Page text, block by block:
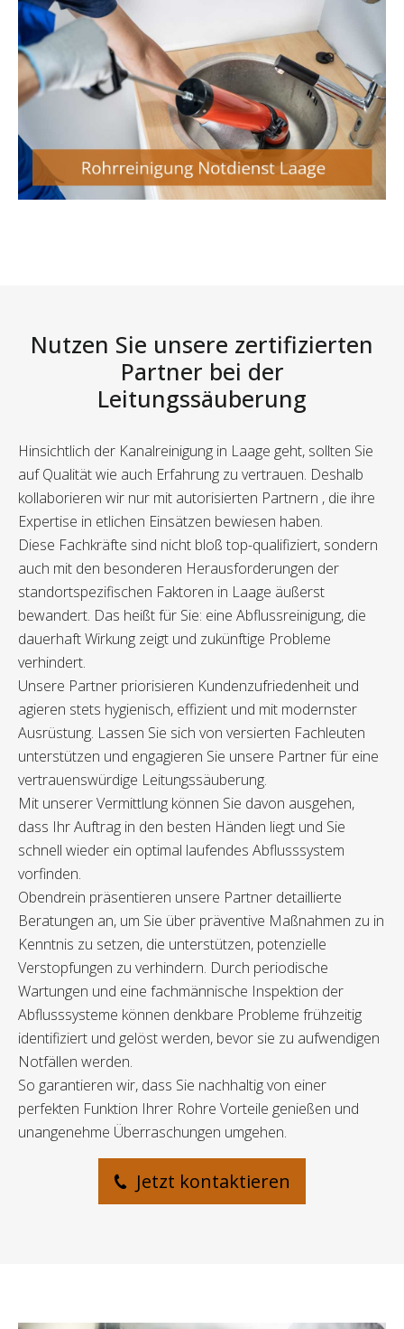
Nutzen Sie unsere zertifizierten
Partner bei der
Leitungssäuberung
Hinsichtlich der Kanalreinigung in Laage geht, sollten Sie
auf Qualität wie auch Erfahrung zu vertrauen. Deshalb
kollaborieren wir nur mit autorisierten Partnern , die ihre
Expertise in etlichen Einsätzen bewiesen haben.
Diese Fachkräfte sind nicht bloß top-qualifiziert, sondern
auch mit den besonderen Herausforderungen der
standortspezifischen Faktoren in Laage äußerst
bewandert. Das heißt für Sie: eine Abflussreinigung, die
dauerhaft Wirkung zeigt und zukünftige Probleme
verhindert.
Unsere Partner priorisieren Kundenzufriedenheit und
agieren stets hygienisch, effizient und mit modernster
Ausrüstung. Lassen Sie sich von versierten Fachleuten
unterstützen und engagieren Sie unsere Partner für eine
vertrauenswürdige Leitungssäuberung.
Mit unserer Vermittlung können Sie davon ausgehen,
dass Ihr Auftrag in den besten Händen liegt und Sie
schnell wieder ein optimal laufendes Abflusssystem
vorfinden.
Obendrein präsentieren unsere Partner detaillierte
Beratungen an, um Sie über präventive Maßnahmen zu in
Kenntnis zu setzen, die unterstützen, potenzielle
Verstopfungen zu verhindern. Durch periodische
Wartungen und eine fachmännische Inspektion der
Abflusssysteme können denkbare Probleme frühzeitig
identifiziert und gelöst werden, bevor sie zu aufwendigen
Notfällen werden.
So garantieren wir, dass Sie nachhaltig von einer
perfekten Funktion Ihrer Rohre Vorteile genießen und
unangenehme Überraschungen umgehen.
Jetzt kontaktieren